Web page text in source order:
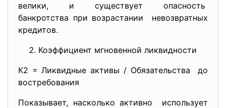
велики, и существует опасность
банкротства при возрастании невозвратных
кредитов.
Коэффициент мгновенной ликвидности
К2 = Ликвидные активы / Обязательства до
востребования
Показывает, насколько активно использует